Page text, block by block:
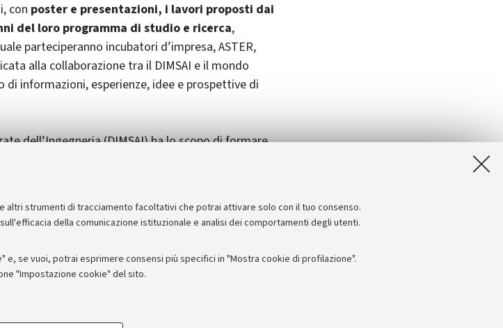
strumenti di tracciamento facoltativi che potrai attivare solo con il tuo consenso.
della comunicazione istituzionale e analisi dei comportamenti degli utenti.
se vuoi, potrai esprimere consensi più specifici in "Mostra cookie di profilazione".
"Impostazione cookie" del sito.
con poster e presentazioni, i lavori proposti dai
del loro programma di studio e ricerca,
parteciperanno incubatori d’impresa, ASTER,
alla collaborazione tra il DIMSAI e il mondo
di informazioni, esperienze, idee e prospettive di
dell’Ingegneria (DIMSAI) ha lo scopo di formare
Fisica Tecnica, Impianti di condizionamento,